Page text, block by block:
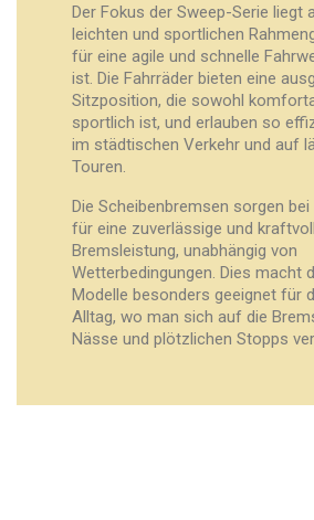
Der Fokus der Sweep-Serie liegt
leichten und sportlichen
für eine agile und schnelle
ist. Die Fahrräder bieten eine
Sitzposition, die sowohl
sportlich ist, und erlauben so
im städtischen Verkehr und auf
Touren.
Die Scheibenbremsen sorgen bei
für eine zuverlässige und
Bremsleistung, unabhängig von
Wetterbedingungen. Dies macht
Modelle besonders geeignet für
Alltag, wo man sich auf die
Nässe und plötzlichen Stopps